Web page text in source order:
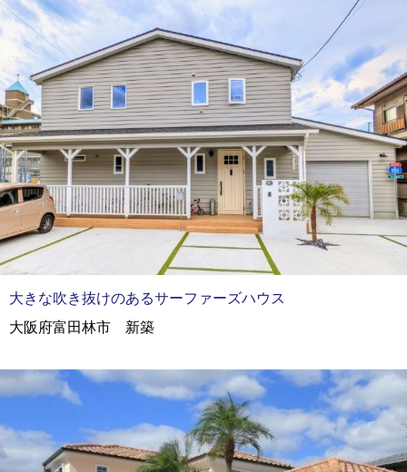
大きな吹き抜けのあるサーファーズハウス
大阪府富田林市 新築